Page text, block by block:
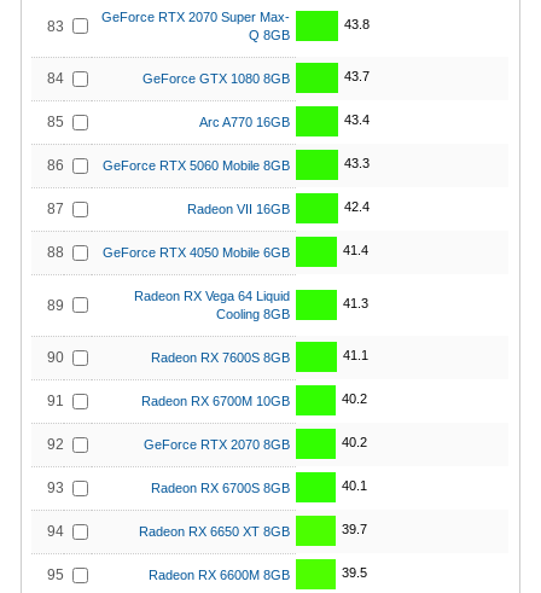
83
GeForce RTX 2070 Super Max-
Q 8GB
43.8
84 GeForce GTX 1080 8GB 43.7
85 Arc A770 16GB 43.4
86 GeForce RTX 5060 Mobile 8GB 43.3
87 Radeon VII 16GB 42.4
88 GeForce RTX 4050 Mobile 6GB 41.4
89
Radeon RX Vega 64 Liquid
Cooling 8GB
41.3
90 Radeon RX 7600S 8GB 41.1
91 Radeon RX 6700M 10GB 40.2
92 GeForce RTX 2070 8GB 40.2
93 Radeon RX 6700S 8GB 40.1
94 Radeon RX 6650 XT 8GB 39.7
95 Radeon RX 6600M 8GB 39.5